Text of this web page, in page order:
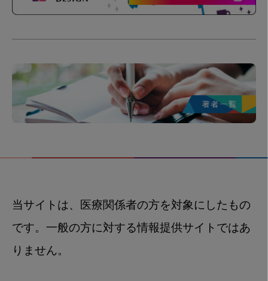
当サイトは、医療関係者の方を対象にしたもの
です。一般の方に対する情報提供サイトではあ
りません。